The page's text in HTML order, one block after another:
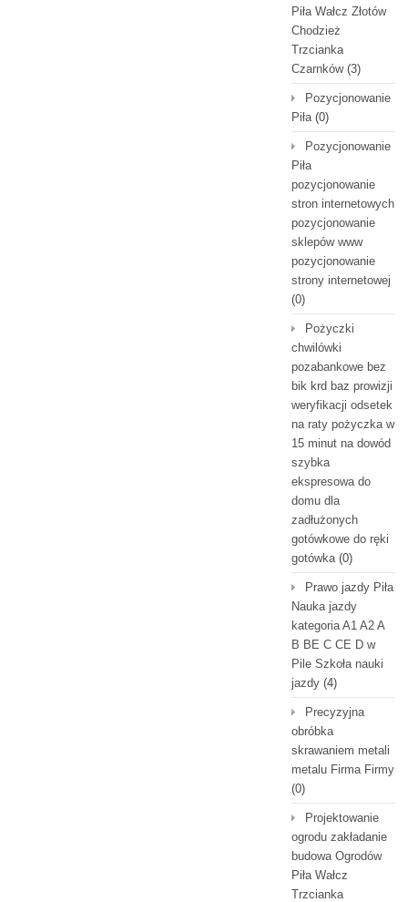
Piła Wałcz Złotów
Chodzież
Trzcianka
Czarnków(3)
Pozycjonowanie
Piła(0)
Pozycjonowanie
Piła
pozycjonowanie
stron internetowych
pozycjonowanie
sklepów www
pozycjonowanie
strony internetowej
(0)
Pożyczki
chwilówki
pozabankowe bez
bik krd baz prowizji
weryfikacji odsetek
na raty pożyczka w
15 minut na dowód
szybka
ekspresowa do
domu dla
zadłużonych
gotówkowe do ręki
gotówka(0)
Prawo jazdy Piła
Nauka jazdy
kategoria A1 A2 A
B BE C CE D‎ w
Pile Szkoła nauki
jazdy (4)
Precyzyjna
obróbka
skrawaniem metali
metalu Firma Firmy
(0)
Projektowanie
ogrodu zakładanie
budowa Ogrodów
Piła Wałcz
Trzcianka